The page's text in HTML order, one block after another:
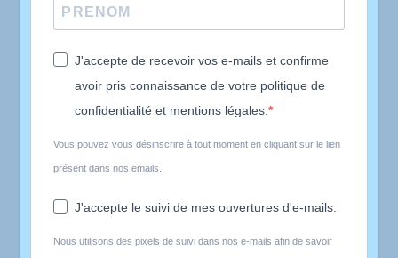
J'accepte de recevoir vos e-mails et confirme
avoir pris connaissance de votre politique de
confidentialité et mentions légales.
Vous pouvez vous désinscrire à tout moment en cliquant sur le lien
présent dans nos emails.
J'accepte le suivi de mes ouvertures d'e-mails.
Nous utilisons des pixels de suivi dans nos e-mails afin de savoir